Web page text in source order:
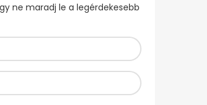
ne maradj le a legérdekesebb